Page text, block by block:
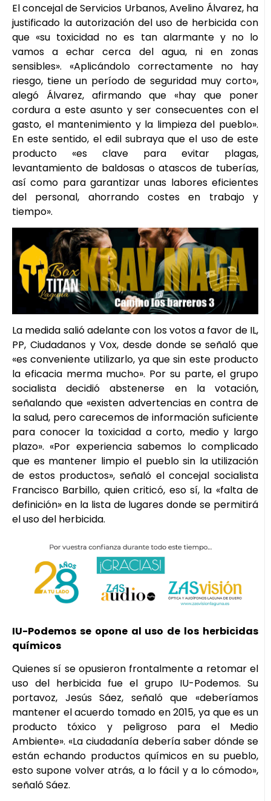
El concejal de Servicios Urbanos, Avelino Álvarez, ha
justificado la autorización del uso de herbicida con
que «su toxicidad no es tan alarmante y no lo
vamos a echar cerca del agua, ni en zonas
sensibles». «Aplicándolo correctamente no hay
riesgo, tiene un período de seguridad muy corto»,
alegó Álvarez, afirmando que «hay que poner
cordura a este asunto y ser consecuentes con el
gasto, el mantenimiento y la limpieza del pueblo».
En este sentido, el edil subraya que el uso de este
producto «es clave para evitar plagas,
levantamiento de baldosas o atascos de tuberías,
así como para garantizar unas labores eficientes
del personal, ahorrando costes en trabajo y
tiempo».
La medida salió adelante con los votos a favor de IL,
PP, Ciudadanos y Vox, desde donde se señaló que
«es conveniente utilizarlo, ya que sin este producto
la eficacia merma mucho». Por su parte, el grupo
socialista decidió abstenerse en la votación,
señalando que «existen advertencias en contra de
la salud, pero carecemos de información suficiente
para conocer la toxicidad a corto, medio y largo
plazo». «Por experiencia sabemos lo complicado
que es mantener limpio el pueblo sin la utilización
de estos productos», señaló el concejal socialista
Francisco Barbillo, quien criticó, eso sí, la «falta de
definición» en la lista de lugares donde se permitirá
el uso del herbicida.
IU-Podemos se opone al uso de los herbicidas
químicos
Quienes sí se opusieron frontalmente a retomar el
uso del herbicida fue el grupo IU-Podemos. Su
portavoz, Jesús Sáez, señaló que «deberíamos
mantener el acuerdo tomado en 2015, ya que es un
producto tóxico y peligroso para el Medio
Ambiente». «La ciudadanía debería saber dónde se
están echando productos químicos en su pueblo,
esto supone volver atrás, a lo fácil y a lo cómodo»,
señaló Sáez.